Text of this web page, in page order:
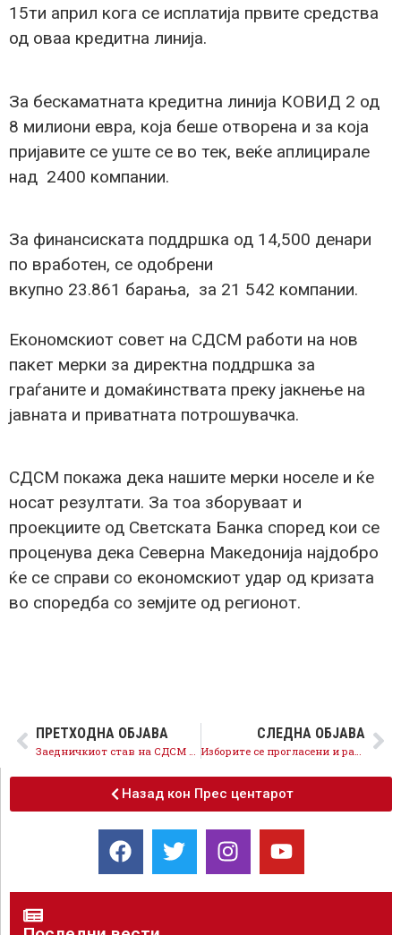
15ти април кога се исплатија првите средства
од оваа кредитна линија.
За бескаматната кредитна линија КОВИД 2 од
8 милиони евра, која беше отворена и за која
пријавите се уште се во тек, веќе аплицирале
над 2400 компании.
За финансиската поддршка од 14,500 денари
по вработен, се одобрени
вкупно 23.861 барањa, за 21 542 компании.
Економскиот совет на СДСМ работи на нов
пакет мерки за директна поддршка за
граѓаните и домаќинствата преку јакнење на
јавната и приватната потрошувачка.
СДСМ покажа дека нашите мерки носеле и ќе
носат резултати. За тоа зборуваат и
проекциите од Светската Банка според кои се
проценува дека Северна Македонија најдобро
ќе се справи со економскиот удар од кризата
во споредба со земјите од регионот.
ПРЕТХОДНА ОБЈАВА СЛЕДНА ОБЈАВА
Назад кон Прес центарот